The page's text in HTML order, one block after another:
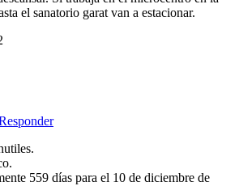
el sanatorio garat van a estacionar.
559 días para el 10 de diciembre de